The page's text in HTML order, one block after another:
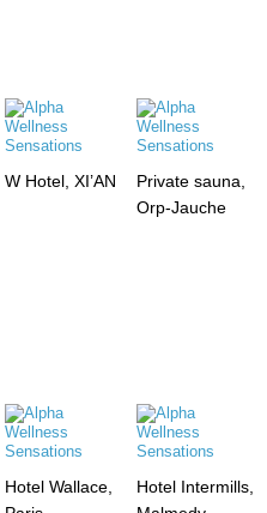
W Hotel, XI’AN
Private sauna,
Orp-Jauche
Hotel Wallace,
Hotel Intermills,